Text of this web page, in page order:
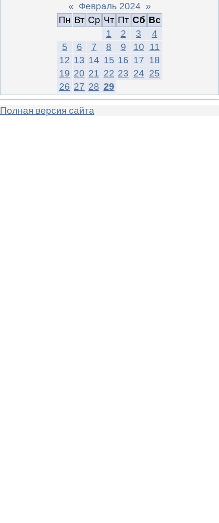
« Февраль 2024 »
Пн Вт Ср Чт Пт Сб Вс
1
2 3
4
5
6 7 8 9 10
11
12 13 14 15 16 17 18
19 20 21 22 23 24 25
26 27 28 29
Полная версия сайта